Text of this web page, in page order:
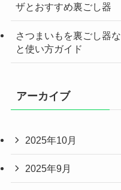
ザとおすすめ裏ごし器
さつまいもを裏ごし器
と使い方ガイド
アーカイブ
2025年10月
2025年9月